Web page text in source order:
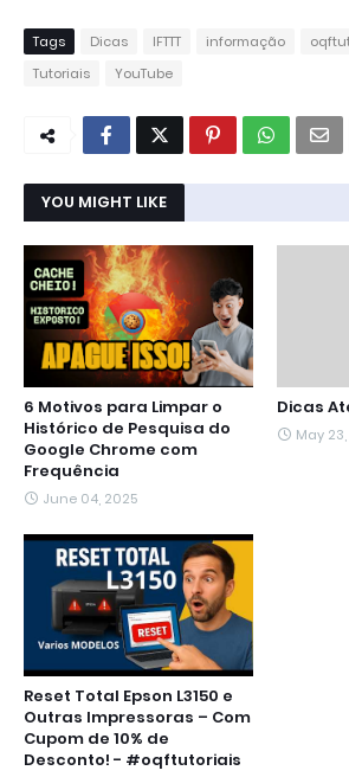
Tags Dicas IFTTT informação
Tutoriais
YouTube
YOU MIGHT LIKE
6 Motivos para Limpar o
Histórico de Pesquisa do
Google Chrome com
Frequência
June 04, 2025
Dicas
May
Reset Total Epson L3150 e
Outras Impressoras – Com
Cupom de 10% de
Desconto! - #oqftutoriais